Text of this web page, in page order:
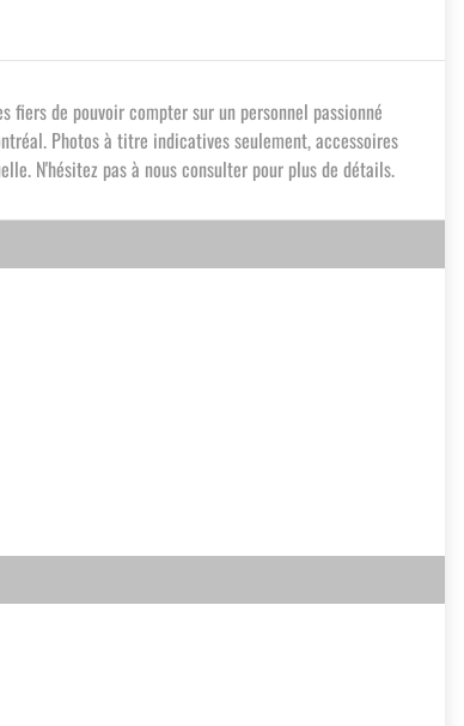
fiers de pouvoir compter sur un personnel passionné
Photos à titre indicatives seulement, accessoires
N'hésitez pas à nous consulter pour plus de détails.